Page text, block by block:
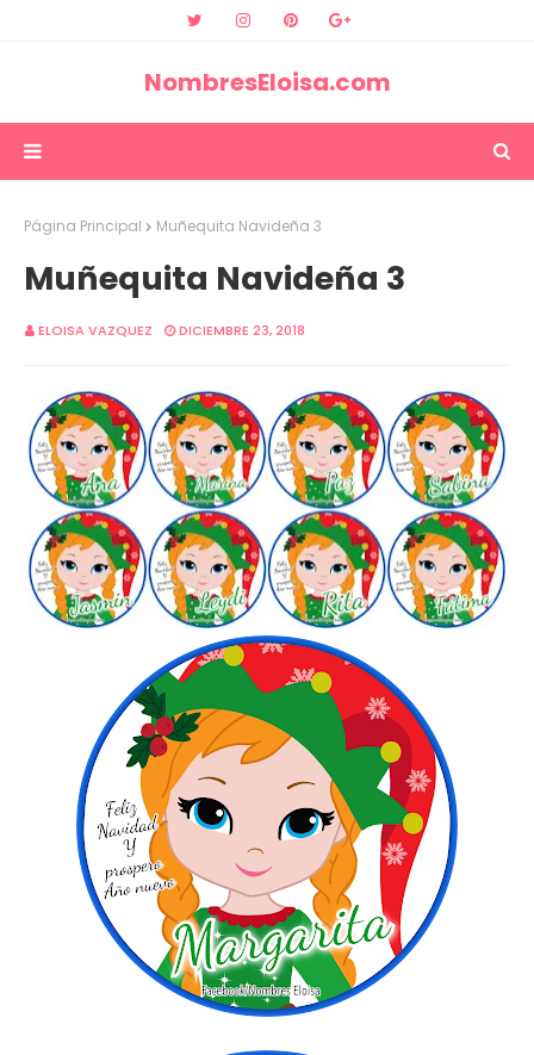
NombresEloisa.com
Página Principal Muñequita Navideña 3
Muñequita Navideña 3
ELOISA VAZQUEZ DICIEMBRE 23, 2018